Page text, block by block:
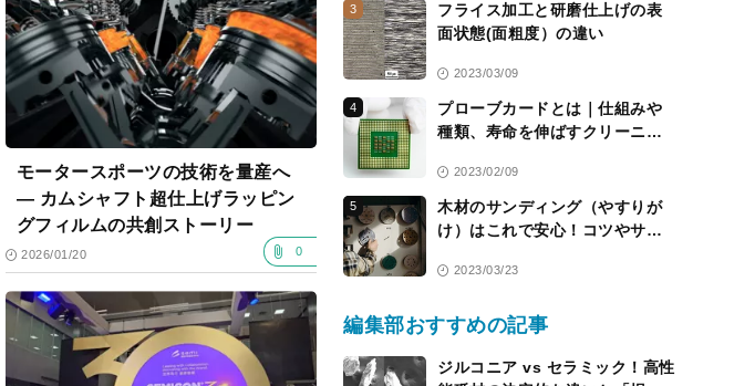
モータースポーツの技術を量産へ
― カムシャフト超仕上げラッピン
グフィルムの共創ストーリー
2026/01/20 0
3
フライス加工と研磨仕上げの表
面状態(面粗度）の違い
2023/03/09
4
プローブカードとは｜仕組みや
種類、寿命を伸ばすクリーニン
2023/02/09
5
木材のサンディング（やすりが
け）はこれで安心！コツやサン
2023/03/23
編集部おすすめの記事
ジルコニア vs セラミック！高性